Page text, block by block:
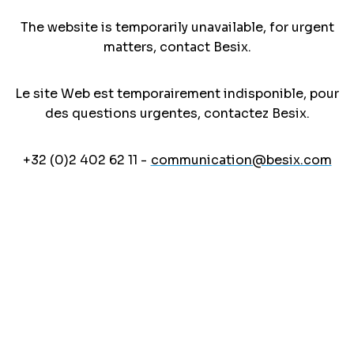
The website is temporarily unavailable, for urgent
matters, contact Besix.
Le site Web est temporairement indisponible, pour
des questions urgentes, contactez Besix.
+32 (0)2 402 62 11 - communication@besix.com